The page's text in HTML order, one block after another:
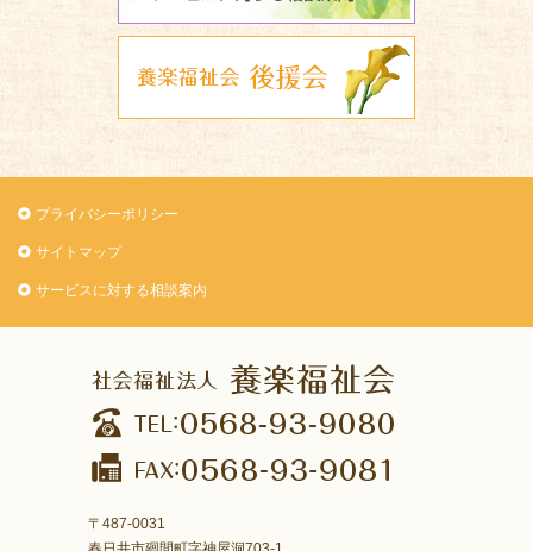
プライバシーポリシー
サイトマップ
サービスに対する相談案内
〒487-0031